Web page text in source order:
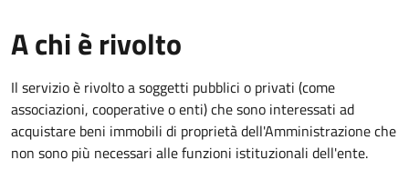
A chi è rivolto
Il servizio è rivolto a soggetti pubblici o privati (come
associazioni, cooperative o enti) che sono interessati ad
acquistare beni immobili di proprietà dell'Amministrazione che
non sono più necessari alle funzioni istituzionali dell'ente.